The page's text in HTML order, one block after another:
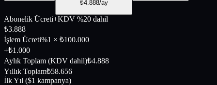
₺4.888/ay
Abonelik Ücreti+KDV %20 dahil
₺3.888
İşlem Ücreti%1 × ₺100.000
+₺1.000
Aylık Toplam (KDV dahil)₺4.888
Yıllık Toplam₺58.656
İlk Yıl ($1 kampanya)